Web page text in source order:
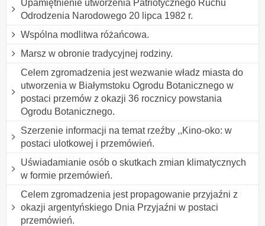
Upamiętnienie utworzenia Patriotycznego Ruchu
Odrodzenia Narodowego 20 lipca 1982 r.
Wspólna modlitwa różańcowa.
Marsz w obronie tradycyjnej rodziny.
Celem zgromadzenia jest wezwanie władz miasta do
utworzenia w Białymstoku Ogrodu Botanicznego w
postaci przemów z okazji 36 rocznicy powstania
Ogrodu Botanicznego.
Szerzenie informacji na temat rzeźby ,,Kino-oko: w
postaci ulotkowej i przemówień.
Uświadamianie osób o skutkach zmian klimatycznych
w formie przemówień.
Celem zgromadzenia jest propagowanie przyjaźni z
okazji argentyńskiego Dnia Przyjaźni w postaci
przemówień.